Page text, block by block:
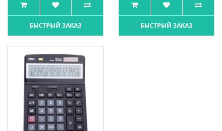
БЫСТРЫЙ ЗАКАЗ БЫСТРЫЙ ЗАКАЗ